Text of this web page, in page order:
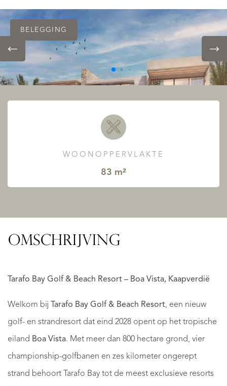
BELEGGING
WOONOPPERVLAKTE
83 m²
OMSCHRIJVING
Tarafo Bay Golf & Beach Resort – Boa Vista, Kaapverdië
Welkom bij Tarafo Bay Golf & Beach Resort, een nieuw
golf- en strandresort dat eind 2028 opent op het tropische
eiland Boa Vista. Met meer dan 800 hectare grond, vier
championship-golfbanen en zes kilometer ongerept
strand behoort Tarafo Bay tot de meest exclusieve resorts